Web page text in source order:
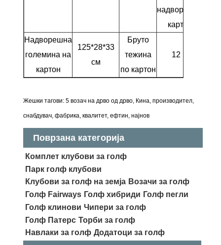
надворешно
картон
Надворешна
големина на
картон
125*28*33
см
Бруто
тежина
по картон
12 кг
Жешки тагови: 5 возач на дрво од дрво, Кина, производител,
снабдувач, фабрика, квалитет, ефтин, најнов
Поврзана категорија
Комплет клубови за голф
Парк голф клубови
Клубови за голф на земја Возачи за голф
Голф Fairways Голф хибриди Голф пегли
Голф клинови Чипери за голф
Голф Патерс Торби за голф
Навлаки за голф Додатоци за голф